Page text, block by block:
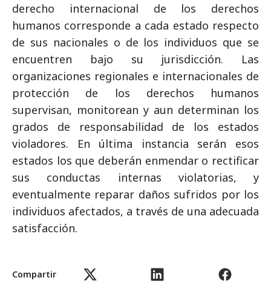
Compartir
derecho internacional de los derechos
humanos corresponde a cada estado respecto
de sus nacionales o de los individuos que se
encuentren bajo su jurisdicción. Las
organizaciones regionales e internacionales de
protección de los derechos humanos
supervisan, monitorean y aun determinan los
grados de responsabilidad de los estados
violadores. En última instancia serán esos
estados los que deberán enmendar o rectificar
sus conductas internas violatorias, y
eventualmente reparar daños sufridos por los
individuos afectados, a través de una adecuada
satisfacción.
definidas de situaciones de violencia dentro del